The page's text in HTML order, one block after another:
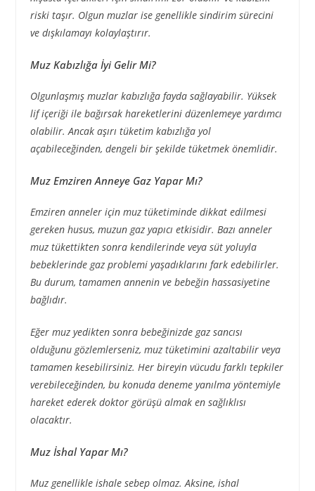
riski taşır. Olgun muzlar ise genellikle sindirim sürecini
ve dışkılamayı kolaylaştırır.
Muz Kabızlığa İyi Gelir Mi?
Olgunlaşmış muzlar kabızlığa fayda sağlayabilir. Yüksek
lif içeriği ile bağırsak hareketlerini düzenlemeye yardımcı
olabilir. Ancak aşırı tüketim kabızlığa yol
açabileceğinden, dengeli bir şekilde tüketmek önemlidir.
Muz Emziren Anneye Gaz Yapar Mı?
Emziren anneler için muz tüketiminde dikkat edilmesi
gereken husus, muzun gaz yapıcı etkisidir. Bazı anneler
muz tükettikten sonra kendilerinde veya süt yoluyla
bebeklerinde gaz problemi yaşadıklarını fark edebilirler.
Bu durum, tamamen annenin ve bebeğin hassasiyetine
bağlıdır.
Eğer muz yedikten sonra bebeğinizde gaz sancısı
olduğunu gözlemlerseniz, muz tüketimini azaltabilir veya
tamamen kesebilirsiniz. Her bireyin vücudu farklı tepkiler
verebileceğinden, bu konuda deneme yanılma yöntemiyle
hareket ederek doktor görüşü almak en sağlıklısı
olacaktır.
Muz İshal Yapar Mı?
Muz genellikle ishale sebep olmaz. Aksine, ishal